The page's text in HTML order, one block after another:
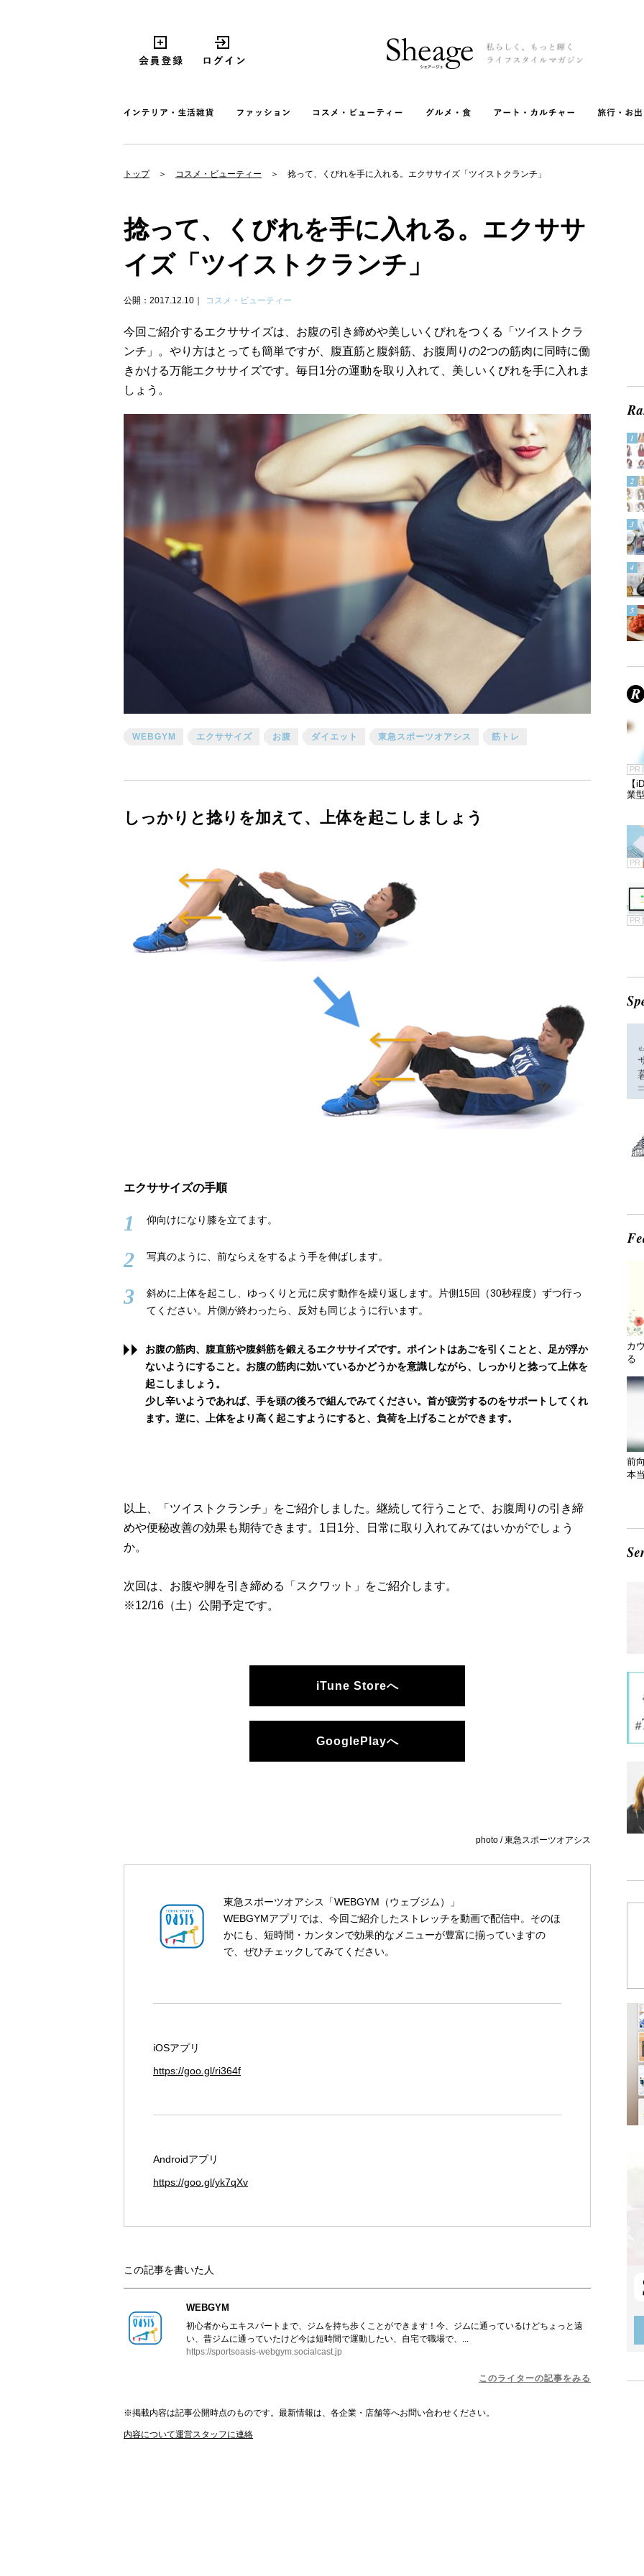
トップ コスメ・ビューティー 捻って、くびれを手に入れる。エクササイズ「ツイストクランチ」
捻って、くびれを手に入れる。エクササ
イズ「ツイストクランチ」
公開：2017.12.10 コスメ・ビューティー
今回ご紹介するエクササイズは、お腹の引き締めや美しいくびれをつくる「ツイストクラ
ンチ」。やり方はとっても簡単ですが、腹直筋と腹斜筋、お腹周りの2つの筋肉に同時に働
きかける万能エクササイズです。毎日1分の運動を取り入れて、美しいくびれを手に入れま
しょう。
WEBGYM エクササイズ お腹 ダイエット 東急スポーツオアシス 筋トレ
しっかりと捻りを加えて、上体を起こしましょう
エクササイズの手順
1 仰向けになり膝を立てます。
2 写真のように、前ならえをするよう手を伸ばします。
3
斜めに上体を起こし、ゆっくりと元に戻す動作を繰り返します。片側15回（30秒程度）ずつ行っ
てください。片側が終わったら、反対も同じように行います。
お腹の筋肉、腹直筋や腹斜筋を鍛えるエクササイズです。ポイントはあごを引くことと、足が浮か
ないようにすること。お腹の筋肉に効いているかどうかを意識しながら、しっかりと捻って上体を
起こしましょう。
少し辛いようであれば、手を頭の後ろで組んでみてください。首が疲労するのをサポートしてくれ
ます。逆に、上体をより高く起こすようにすると、負荷を上げることができます。
以上、「ツイストクランチ」をご紹介しました。継続して行うことで、お腹周りの引き締
めや便秘改善の効果も期待できます。1日1分、日常に取り入れてみてはいかがでしょう
か。
次回は、お腹や脚を引き締める「スクワット」をご紹介します。
※12/16（土）公開予定です。
iTune Storeへ
GooglePlayへ
photo / 東急スポーツオアシス
東急スポーツオアシス「WEBGYM（ウェブジム）」
WEBGYMアプリでは、今回ご紹介したストレッチを動画で配信中。そのほ
かにも、短時間・カンタンで効果的なメニューが豊富に揃っていますの
で、ぜひチェックしてみてください。
iOSアプリ
https://goo.gl/ri364f
Androidアプリ
https://goo.gl/yk7qXv
この記事を書いた人
WEBGYM
初心者からエキスパートまで、ジムを持ち歩くことができます！今、ジムに通っているけどちょっと遠
い、昔ジムに通っていたけど今は短時間で運動したい、自宅で職場で、...
https://sportsoasis-webgym.socialcast.jp
このライターの記事をみる
※掲載内容は記事公開時点のものです。最新情報は、各企業・店舗等へお問い合わせください。
内容について運営スタッフに連絡
PR
【
業
PR
PR
カ
る
前
本